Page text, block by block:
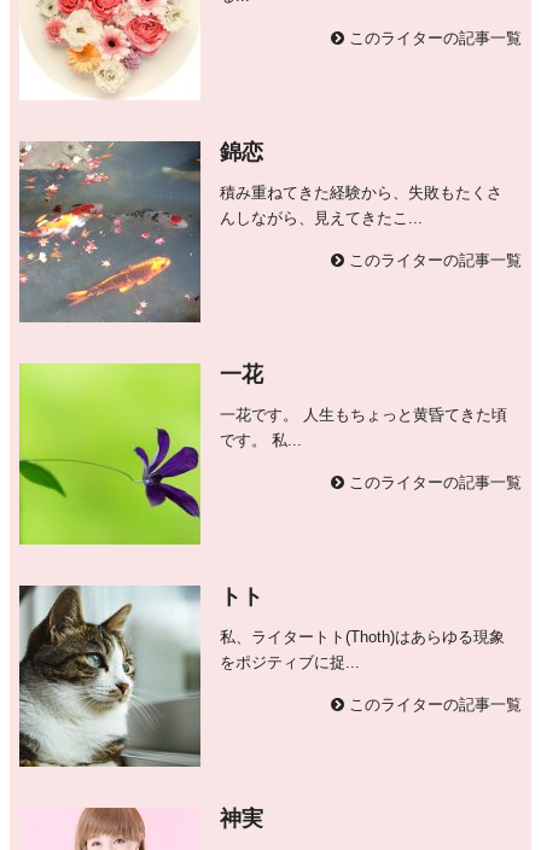
このライターの記事一覧
錦恋
積み重ねてきた経験から、失敗もたくさ
んしながら、見えてきたこ...
このライターの記事一覧
一花
一花です。 人生もちょっと黄昏てきた頃
です。 私...
このライターの記事一覧
トト
私、ライタートト(Thoth)はあらゆる現象
をポジティブに捉...
このライターの記事一覧
神実